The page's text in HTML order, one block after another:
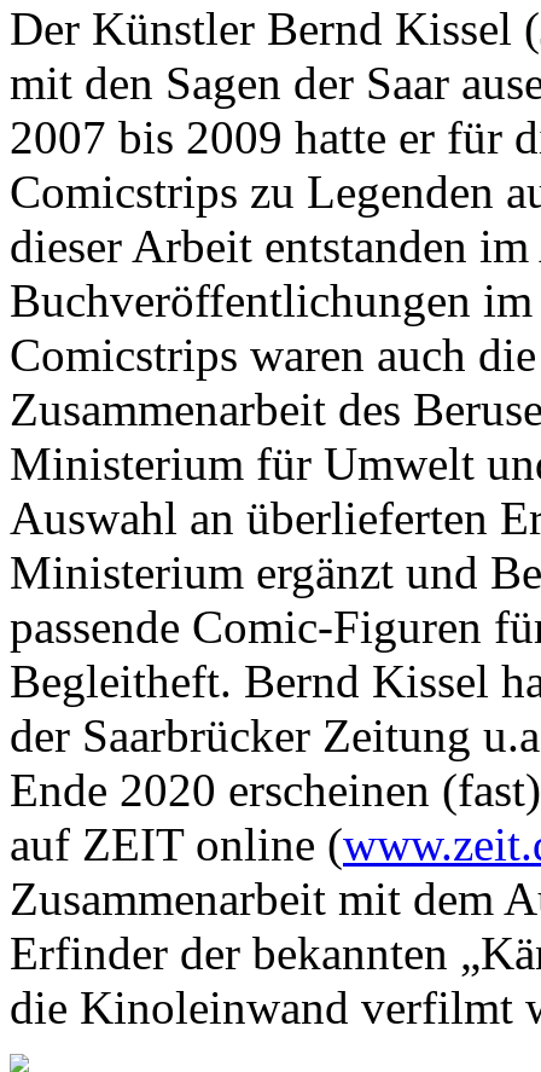
Der Künstler Bernd Kissel
mit den Sagen der Saar
2007 bis 2009 hatte er für
Comicstrips zu Legenden
dieser Arbeit entstanden
Buchveröffentlichungen
Comicstrips waren auch
Zusammenarbeit des
Ministerium für Umwelt
Auswahl an überlieferten
Ministerium ergänzt und
passende Comic-Figuren
Begleitheft. Bernd Kissel
der Saarbrücker Zeitung
Ende 2020 erscheinen
auf ZEIT online (
Zusammenarbeit mit dem
Erfinder der bekannten
die Kinoleinwand verfilmt